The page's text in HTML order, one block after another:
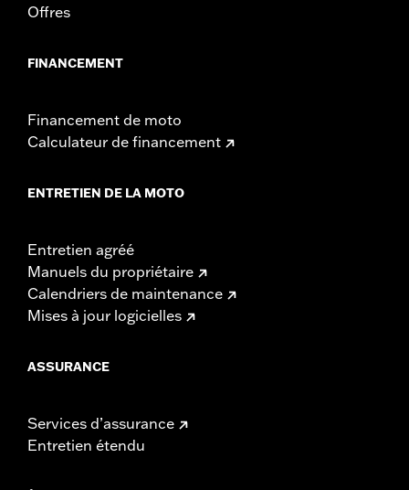
Offres
FINANCEMENT
Financement de moto
Calculateur de financement
ENTRETIEN DE LA MOTO
Entretien agréé
Manuels du propriétaire
Calendriers de maintenance
Mises à jour logicielles
ASSURANCE
Services d’assurance
Entretien étendu